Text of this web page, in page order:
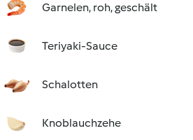
Garnelen, roh, geschält
Teriyaki-Sauce
Schalotten
Knoblauchzehe